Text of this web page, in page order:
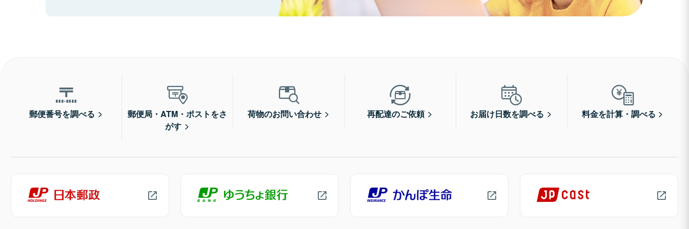
郵便番号を調べる
郵便局・ATM・ポストをさ
がす
荷物のお問い合わせ 再配達のご依頼 お届け日数を調べる 料金を計算・調べる